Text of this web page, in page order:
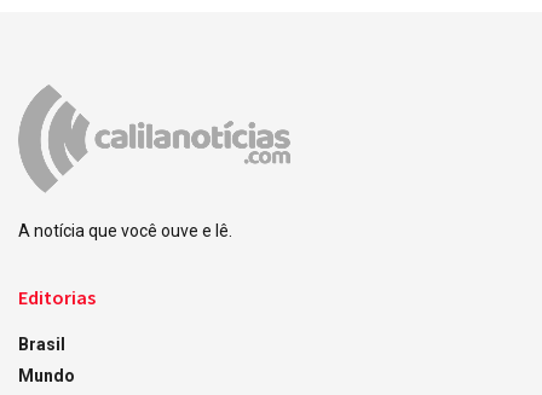
A notícia que você ouve e lê.
Editorias
Brasil
Mundo